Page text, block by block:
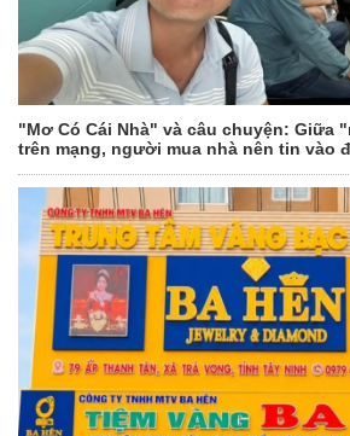
"Mơ Có Cái Nhà" và câu chuyện: Giữa
trên mạng, người mua nhà nên tin vào